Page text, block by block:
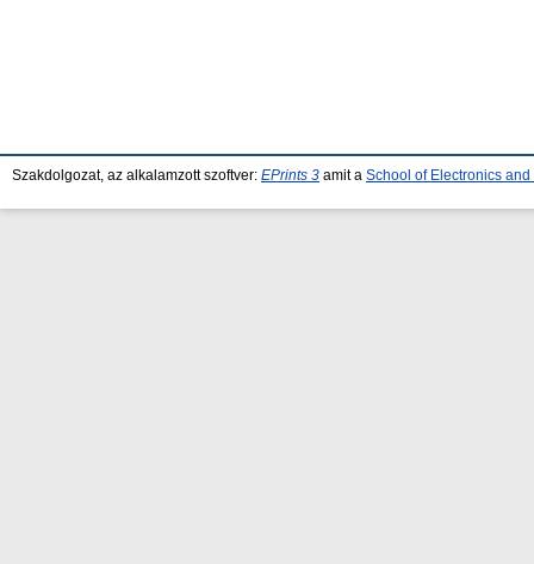
Szakdolgozat, az alkalamzott szoftver: EPrints 3 amit a School of Electronics